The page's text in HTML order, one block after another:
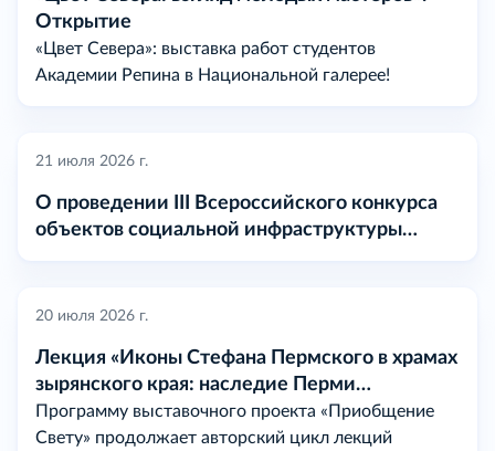
Открытие
«Цвет Севера»: выставка работ студентов
Академии Репина в Национальной галерее!
21 июля 2026 г.
О проведении III Всероссийского конкурса
объектов социальной инфраструктуры
20 июля 2026 г.
Лекция «Иконы Стефана Пермского в храмах
зырянского края: наследие Перми
Вычегодской
Программу выставочного проекта «Приобщение
Свету» продолжает авторский цикл лекций